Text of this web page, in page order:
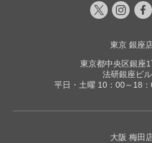
東京 銀座
東京都中央区銀座
法研銀座ビ
平日・土曜 10：00～18：
大阪 梅田